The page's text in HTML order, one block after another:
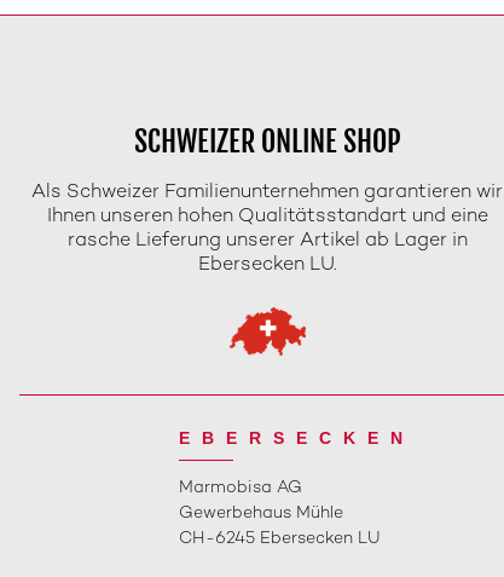
SCHWEIZER ONLINE SHOP
Als Schweizer Familienunternehmen garantieren wir
Ihnen unseren hohen Qualitätsstandart und eine
rasche Lieferung unserer Artikel ab Lager in
Ebersecken LU.
EBERSECKEN
Marmobisa AG
Gewerbehaus Mühle
CH-6245 Ebersecken LU